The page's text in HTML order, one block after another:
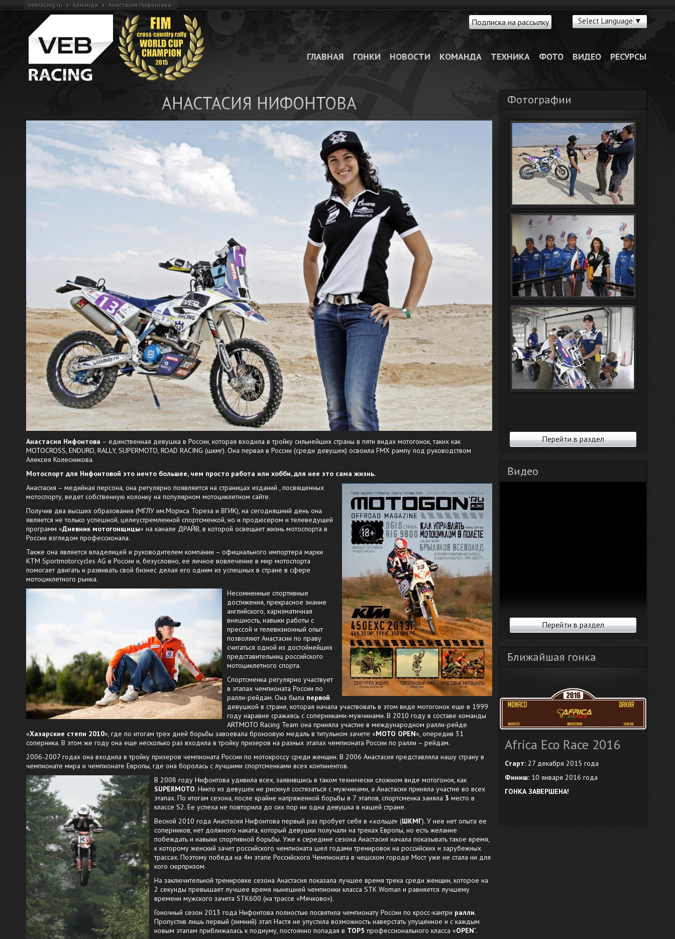
vebracing.ru › Команда › Анастасия Нифонтова
Подписка на рассылку Select Language▼
РЕСУРСЫ
ВИДЕО
ФОТО
ТЕХНИКА
КОМАНДА
НОВОСТИ
ГОНКИ
ГЛАВНАЯ
Фотографии
Перейти в раздел
Видео
Перейти в раздел
Ближайшая гонка
Africa Eco Race 2016
Старт:27 декабря 2015 года
Финиш:10 января 2016 года
ГОНКА ЗАВЕРШЕНА!
АНАСТАСИЯ НИФОНТОВА
Анастасия Нифонтова – единственная девушка в России, которая входила в тройку сильнейших страны в пяти видах мотогонок, таких как
MOTOCROSS, ENDURO, RALLY, SUPERMOTO, ROAD RACING (шкмг). Она первая в России (среди девушек) освоила FMX рампу под руководством
Алексея Колесникова.
Мотоспорт для Нифонтовой это нечто большее, чем просто работа или хобби, для нее это сама жизнь.
Анастасия – медийная персона, она регулярно появляется на страницах изданий , посвященных
мотоспорту, ведет собственную колонку на популярном мотоциклетном сайте.
Получив два высших образования (МГЛУ им.Мориса Тореза и ВГИК), на сегодняшний день она
является не только успешной, целеустремленной спортсменкой, но и продюсером и телеведущей
программ «Дневник мотогонщицы» на канале ДРАЙВ, в которой освещает жизнь мотоспорта в
России взглядом профессионала.
Также она является владелицей и руководителем компании – официального импортера марки
КТМ Sportmotorcycles AG в России и, безусловно, ее личное вовлечение в мир мотоспорта
помогает двигать и развивать свой бизнес делая его одним из успешных в стране в сфере
мотоциклетного рынка.
Несомненные спортивные
достижения, прекрасное знание
английского, харизматичная
внешность, навыки работы с
прессой и телевизионный опыт
позволяют Анастасии по праву
считаться одной из достойнейших
представительниц российского
мотоциклетного спорта.
Спортсменка регулярно участвует
в этапах чемпионата России по
ралли-рейдам. Она была первой
девушкой в стране, которая начала участвовать в этом виде мотогонок еще в 1999
году наравне сражаясь с соперниками-мужчинами. В 2010 году в составе команды
ARTMOTO Racing Team она приняла участие в международном ралли-рейде
«Хазарские степи 2010», где по итогам трех дней борьбы завоевала бронзовую медаль в титульном зачете «MOTO OPEN», опередив 31
соперника. В этом же году она еще несколько раз входила в тройку призеров на разных этапах чемпионата России по ралли – рейдам.
2006-2007 годах она входила в тройку призеров чемпионата России по мотокроссу среди женщин. В 2006 Анастасия представляла нашу страну в
чемпионате мира и чемпионате Европы, где она боролась с лучшими спортсменками всех континентов.
В 2008 году Нифонтова удивила всех, заявившись в таком технически сложном виде мотогонок, как
SUPERMOTO. Никто из девушек не рискнул состязаться с мужчинами, а Анастасия приняла участие во всех
этапах. По итогам сезона, после крайне напряженной борьбы в 7 этапов, спортсменка заняла 3 место в
классе S2. Ее успеха не повторила до сих пор ни одна девушка в нашей стране.
Весной 2010 года Анастасия Нифонтова первый раз пробует себя в «кольце» (ШКМГ). У нее нет опыта ее
соперников, нет должного наката, который девушки получали на треках Европы, но есть желание
побеждать и навыки спортивной борьбы. Уже к середине сезона Анастасия начала показывать такое время,
к которому женский зачет российского чемпионата шел годами тренировок на российских и зарубежных
трассах. Поэтому победа на 4м этапе Российского Чемпионата в чешском городе Мост уже не стала ни для
кого сюрпризом.
На заключительной тренировке сезона Анастасия показала лучшее время трека среди женщин, которое на
2 секунды превышает лучшее время нынешней чемпионки класса STK Woman и равняется лучшему
времени мужского зачета STK600 (на трассе «Мячково»).
Гоночный сезон 2013 года Нифонтова полностью посвятила чемпионату России по кросс-кантри ралли.
Пропустив лишь первый (зимний) этап Настя не упустила возможность наверстать упущенное и с каждым
новым этапам приближалась к подиуму, постоянно попадая в TOP5 профессионального класса «OPEN”.